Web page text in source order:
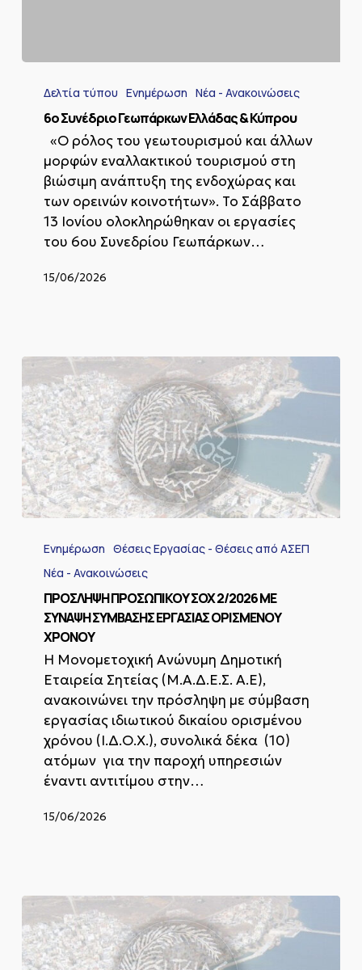
Συνέδριο
Γεωπάρκων
Ελλάδας
Κύπρου
Δελτία τύπου Ενημέρωση Νέα - Ανακοινώσεις
6ο Συνέδριο Γεωπάρκων Ελλάδας & Κύπρου
«Ο ρόλος του γεωτουρισμού και άλλων
μορφών εναλλακτικού τουρισμού στη
βιώσιμη ανάπτυξη της ενδοχώρας και
των ορεινών κοινοτήτων». Το Σάββατο
13 Ιονίου ολοκληρώθηκαν οι εργασίες
του 6ου Συνεδρίου Γεωπάρκων…
15/06/2026
ΠΡΟΣΩΠΙΚΟΥ
ΣΟΧ
2/2026
ΣΥΝΑΨΗ
ΣΥΜΒΑΣΗΣ
ΕΡΓΑΣΙΑΣ
ΟΡΙΣΜΕΝΟΥ
ΧΡΟΝΟΥ
Ενημέρωση
Θέσεις Εργασίας - Θέσεις από ΑΣΕΠ
Νέα - Ανακοινώσεις
ΠΡΟΣΛΗΨΗ ΠΡΟΣΩΠΙΚΟΥ ΣΟΧ 2/2026 ΜΕ
ΣΥΝΑΨΗ ΣΥΜΒΑΣΗΣ ΕΡΓΑΣΙΑΣ ΟΡΙΣΜΕΝΟΥ
ΧΡΟΝΟΥ
Η Μονομετοχική Ανώνυμη Δημοτική
Εταιρεία Σητείας (Μ.Α.Δ.Ε.Σ. Α.Ε),
ανακοινώνει την πρόσληψη με σύμβαση
εργασίας ιδιωτικού δικαίου ορισμένου
χρόνου (Ι.Δ.Ο.Χ.), συνολικά δέκα (10)
ατόμων για την παροχή υπηρεσιών
έναντι αντιτίμου στην…
15/06/2026